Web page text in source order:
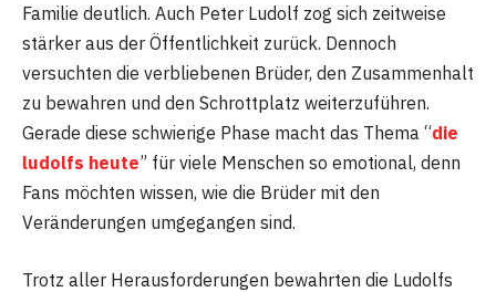
Familie deutlich. Auch Peter Ludolf zog sich zeitweise
stärker aus der Öffentlichkeit zurück. Dennoch
versuchten die verbliebenen Brüder, den Zusammenhalt
zu bewahren und den Schrottplatz weiterzuführen.
Gerade diese schwierige Phase macht das Thema “die
ludolfs heute” für viele Menschen so emotional, denn
Fans möchten wissen, wie die Brüder mit den
Veränderungen umgegangen sind.
Trotz aller Herausforderungen bewahrten die Ludolfs